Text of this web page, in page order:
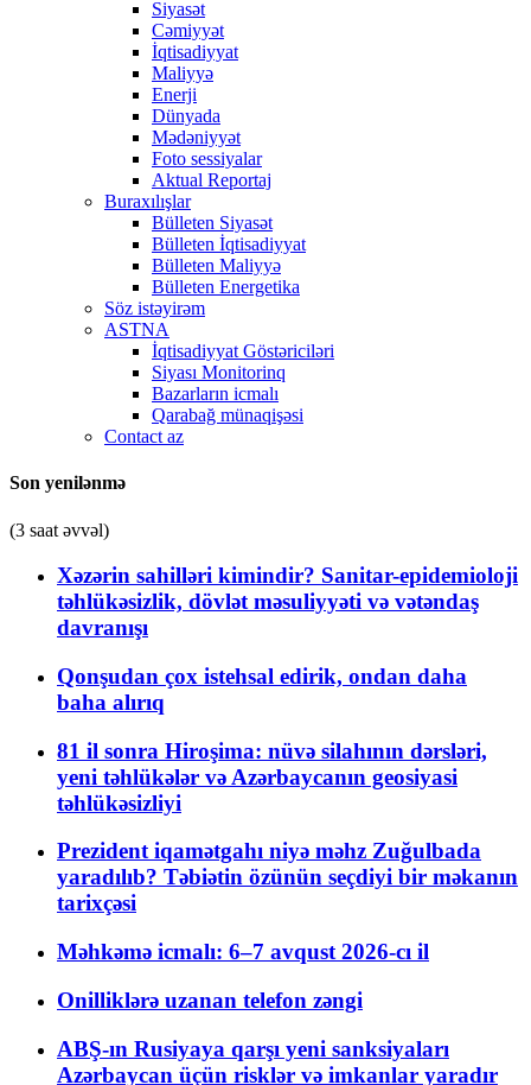
Siyasət
Cəmiyyət
İqtisadiyyat
Maliyyə
Enerji
Dünyada
Mədəniyyət
Foto sessiyalar
Aktual Reportaj
Buraxılışlar
Bülleten Siyasət
Bülleten İqtisadiyyat
Bülleten Maliyyə
Bülleten Energetika
Söz istəyirəm
ASTNA
İqtisadiyyat Göstəriciləri
Siyası Monitorinq
Bazarların icmalı
Qarabağ münaqişəsi
Contact az
Son yenilənmə
(3 saat əvvəl)
Xəzərin sahilləri kimindir? Sanitar-epidemioloji
təhlükəsizlik, dövlət məsuliyyəti və vətəndaş
davranışı
Qonşudan çox istehsal edirik, ondan daha
baha alırıq
81 il sonra Hiroşima: nüvə silahının dərsləri,
yeni təhlükələr və Azərbaycanın geosiyasi
təhlükəsizliyi
Prezident iqamətgahı niyə məhz Zuğulbada
yaradılıb? Təbiətin özünün seçdiyi bir məkanın
tarixçəsi
Məhkəmə icmalı: 6–7 avqust 2026-cı il
Onilliklərə uzanan telefon zəngi
ABŞ-ın Rusiyaya qarşı yeni sanksiyaları
Azərbaycan üçün risklər və imkanlar yaradır